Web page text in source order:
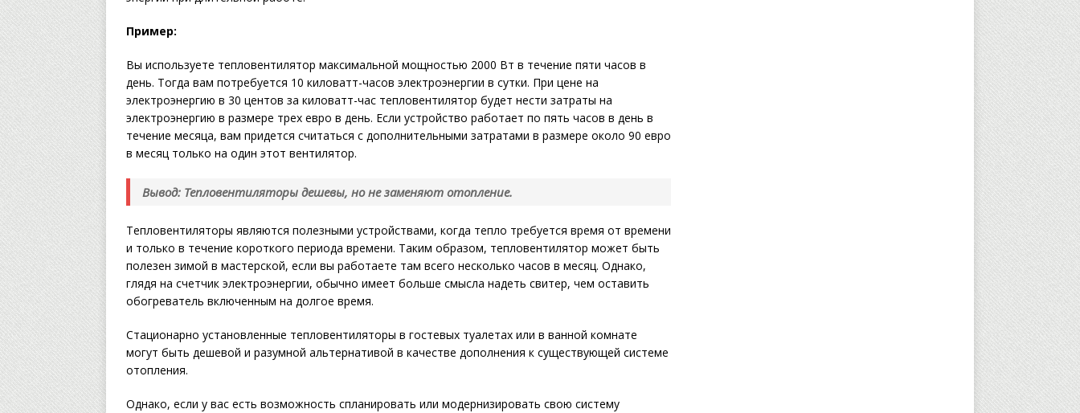
Пример:
Вы используете тепловентилятор максимальной мощностью 2000 Вт в течение пяти часов в
день. Тогда вам потребуется 10 киловатт-часов электроэнергии в сутки. При цене на
электроэнергию в 30 центов за киловатт-час тепловентилятор будет нести затраты на
электроэнергию в размере трех евро в день. Если устройство работает по пять часов в день в
течение месяца, вам придется считаться с дополнительными затратами в размере около 90 евро
в месяц только на один этот вентилятор.
Вывод: Тепловентиляторы дешевы, но не заменяют отопление.
Тепловентиляторы являются полезными устройствами, когда тепло требуется время от времени
и только в течение короткого периода времени. Таким образом, тепловентилятор может быть
полезен зимой в мастерской, если вы работаете там всего несколько часов в месяц. Однако,
глядя на счетчик электроэнергии, обычно имеет больше смысла надеть свитер, чем оставить
обогреватель включенным на долгое время.
Стационарно установленные тепловентиляторы в гостевых туалетах или в ванной комнате
могут быть дешевой и разумной альтернативой в качестве дополнения к существующей системе
отопления.
Однако, если у вас есть возможность спланировать или модернизировать свою систему